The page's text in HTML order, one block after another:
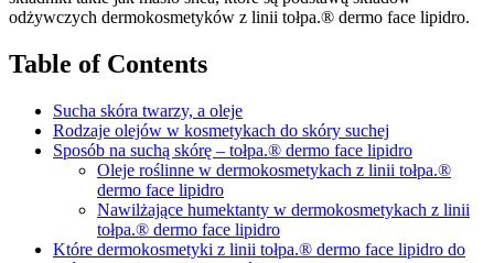
odżywczych dermokosmetyków z linii tołpa.® dermo face lipidro.
Table of Contents
Sucha skóra twarzy, a oleje
Rodzaje olejów w kosmetykach do skóry suchej
Sposób na suchą skórę – tołpa.® dermo face lipidro
Oleje roślinne w dermokosmetykach z linii tołpa.®
dermo face lipidro
Nawilżające humektanty w dermokosmetykach z linii
tołpa.® dermo face lipidro
Które dermokosmetyki z linii tołpa.® dermo face lipidro do